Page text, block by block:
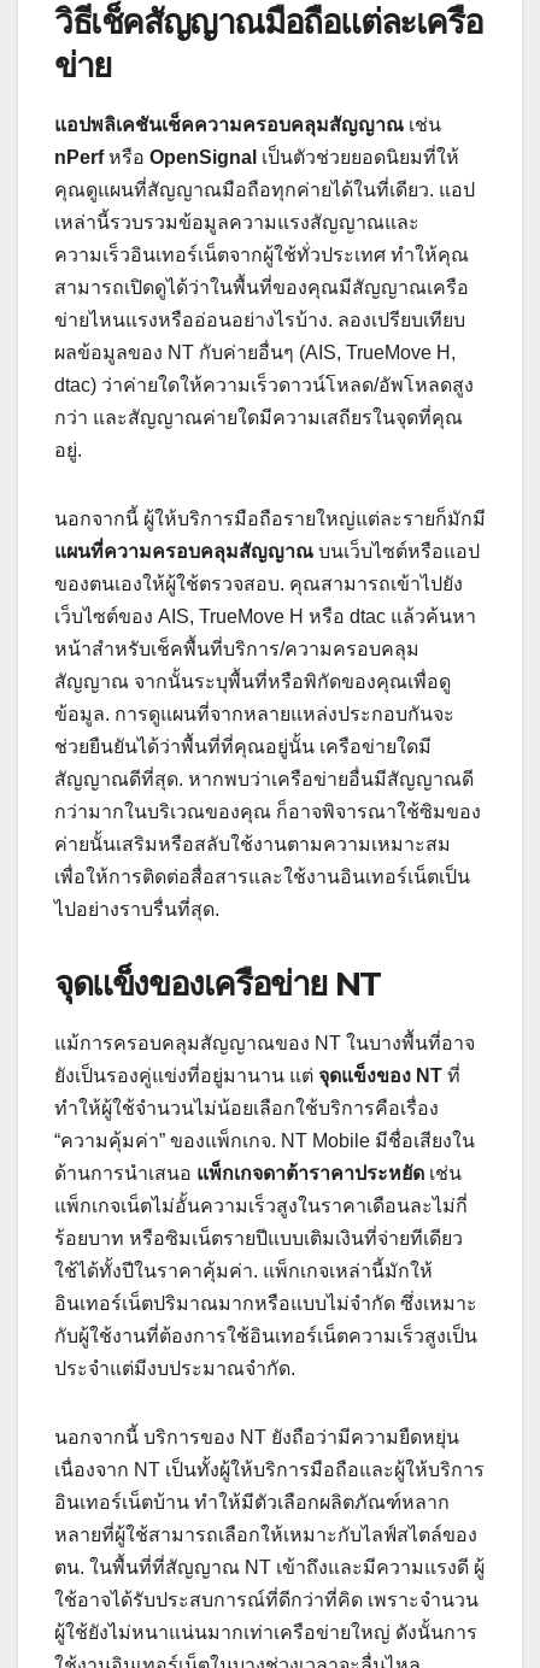
วิธีเช็คสัญญาณมือถือแต่ละเครือ
ข่าย
แอปพลิเคชันเช็คความครอบคลุมสัญญาณ เช่น
nPerfหรือ OpenSignal เป็นตัวช่วยยอดนิยมที่ให้
คุณดูแผนที่สัญญาณมือถือทุกค่ายได้ในที่เดียว. แอป
เหล่านี้รวบรวมข้อมูลความแรงสัญญาณและ
ความเร็วอินเทอร์เน็ตจากผู้ใช้ทั่วประเทศ ทำให้คุณ
สามารถเปิดดูได้ว่าในพื้นที่ของคุณมีสัญญาณเครือ
ข่ายไหนแรงหรืออ่อนอย่างไรบ้าง. ลองเปรียบเทียบ
ผลข้อมูลของ NT กับค่ายอื่นๆ (AIS, TrueMove H,
dtac) ว่าค่ายใดให้ความเร็วดาวน์โหลด/อัพโหลดสูง
กว่า และสัญญาณค่ายใดมีความเสถียรในจุดที่คุณ
อยู่.
นอกจากนี้ ผู้ให้บริการมือถือรายใหญ่แต่ละรายก็มักมี
แผนที่ความครอบคลุมสัญญาณ บนเว็บไซต์หรือแอป
ของตนเองให้ผู้ใช้ตรวจสอบ. คุณสามารถเข้าไปยัง
เว็บไซต์ของ AIS, TrueMove H หรือ dtac แล้วค้นหา
หน้าสำหรับเช็คพื้นที่บริการ/ความครอบคลุม
สัญญาณ จากนั้นระบุพื้นที่หรือพิกัดของคุณเพื่อดู
ข้อมูล. การดูแผนที่จากหลายแหล่งประกอบกันจะ
ช่วยยืนยันได้ว่าพื้นที่ที่คุณอยู่นั้น เครือข่ายใดมี
สัญญาณดีที่สุด. หากพบว่าเครือข่ายอื่นมีสัญญาณดี
กว่ามากในบริเวณของคุณ ก็อาจพิจารณาใช้ซิมของ
ค่ายนั้นเสริมหรือสลับใช้งานตามความเหมาะสม
เพื่อให้การติดต่อสื่อสารและใช้งานอินเทอร์เน็ตเป็น
ไปอย่างราบรื่นที่สุด.
จุดแข็งของเครือข่าย NT
แม้การครอบคลุมสัญญาณของ NT ในบางพื้นที่อาจ
ยังเป็นรองคู่แข่งที่อยู่มานาน แต่ จุดแข็งของ NT ที่
ทำให้ผู้ใช้จำนวนไม่น้อยเลือกใช้บริการคือเรื่อง
“ความคุ้มค่า” ของแพ็กเกจ. NT Mobile มีชื่อเสียงใน
ด้านการนำเสนอ แพ็กเกจดาต้าราคาประหยัด เช่น
แพ็กเกจเน็ตไม่อั้นความเร็วสูงในราคาเดือนละไม่กี่
ร้อยบาท หรือซิมเน็ตรายปีแบบเติมเงินที่จ่ายทีเดียว
ใช้ได้ทั้งปีในราคาคุ้มค่า. แพ็กเกจเหล่านี้มักให้
อินเทอร์เน็ตปริมาณมากหรือแบบไม่จำกัด ซึ่งเหมาะ
กับผู้ใช้งานที่ต้องการใช้อินเทอร์เน็ตความเร็วสูงเป็น
ประจำแต่มีงบประมาณจำกัด.
นอกจากนี้ บริการของ NT ยังถือว่ามีความยืดหยุ่น
เนื่องจาก NT เป็นทั้งผู้ให้บริการมือถือและผู้ให้บริการ
อินเทอร์เน็ตบ้าน ทำให้มีตัวเลือกผลิตภัณฑ์หลาก
หลายที่ผู้ใช้สามารถเลือกให้เหมาะกับไลฟ์สไตล์ของ
ตน. ในพื้นที่ที่สัญญาณ NT เข้าถึงและมีความแรงดี ผู้
ใช้อาจได้รับประสบการณ์ที่ดีกว่าที่คิด เพราะจำนวน
ผู้ใช้ยังไม่หนาแน่นมากเท่าเครือข่ายใหญ่ ดังนั้นการ